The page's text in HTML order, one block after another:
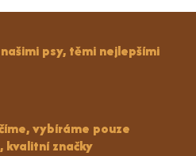
psy, těmi nejlepšími
vybíráme pouze
kvalitní značky